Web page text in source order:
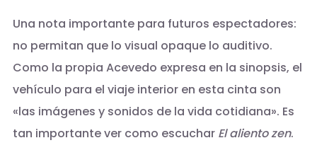
Una nota importante para futuros espectadores:
no permitan que lo visual opaque lo auditivo.
Como la propia Acevedo expresa en la sinopsis, el
vehículo para el viaje interior en esta cinta son
«las imágenes y sonidos de la vida cotidiana». Es
tan importante ver como escuchar El aliento zen.